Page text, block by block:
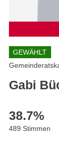
GEWÄHLT
Gabi
38.7%
489 Stimmen